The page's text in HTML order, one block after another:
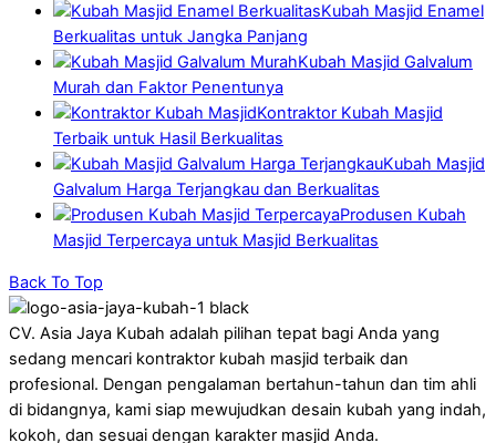
Kubah Masjid Enamel
Berkualitas untuk Jangka Panjang
Kubah Masjid Galvalum
Murah dan Faktor Penentunya
Kontraktor Kubah Masjid
Terbaik untuk Hasil Berkualitas
Kubah Masjid
Galvalum Harga Terjangkau dan Berkualitas
Produsen Kubah
Masjid Terpercaya untuk Masjid Berkualitas
Back To Top
CV. Asia Jaya Kubah adalah pilihan tepat bagi Anda yang
sedang mencari kontraktor kubah masjid terbaik dan
profesional. Dengan pengalaman bertahun-tahun dan tim ahli
di bidangnya, kami siap mewujudkan desain kubah yang indah,
kokoh, dan sesuai dengan karakter masjid Anda.